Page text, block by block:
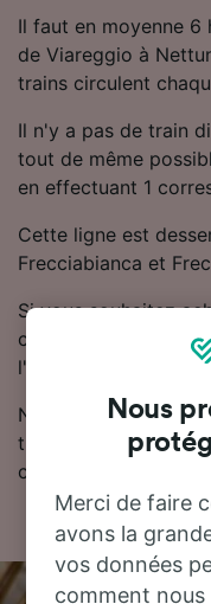
Il faut en moyenne 6
de Viareggio à
trains circulent
Il n'y a pas de train
tout de même
en effectuant 1
Cette ligne est
Frecciabianca et
Si vous souhaitez
chers, Trainline vous
l'avance.
Notre planificateur
trouver les horaires,
chers.
Nous
Merci de faire
avons la
vos données
comment nous